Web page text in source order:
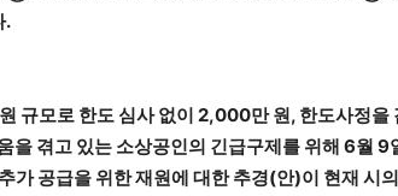
.
모로 한도 심사 없이 2,000만 원, 한도사정을
을 겪고 있는 소상공인의 긴급구제를 위해 6월 9
공급을 위한 재원에 대한 추경(안)이 현재 시